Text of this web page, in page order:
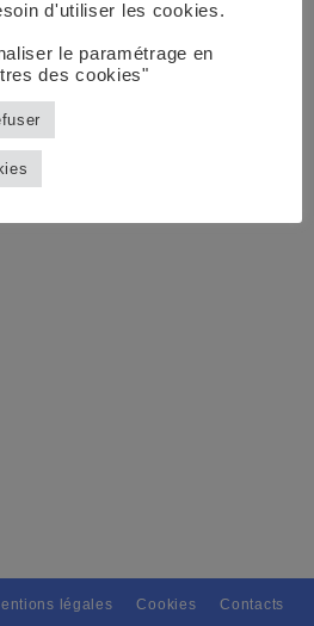
// L'amitié tu dispenseras,
légales Cookies Contacts
d'utiliser les cookies.
le paramétrage en
des cookies"